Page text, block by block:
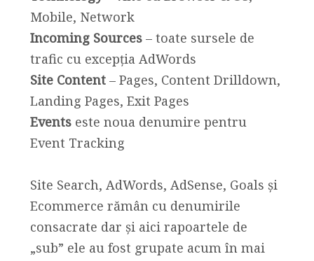
Mobile, Network
Incoming Sources– toate sursele de
trafic cu excepția AdWords
Site Content– Pages, Content Drilldown,
Landing Pages, Exit Pages
Eventseste noua denumire pentru
Event Tracking
Site Search, AdWords, AdSense, Goals și
Ecommerce rămân cu denumirile
consacrate dar și aici rapoartele de
„sub” ele au fost grupate acum în mai